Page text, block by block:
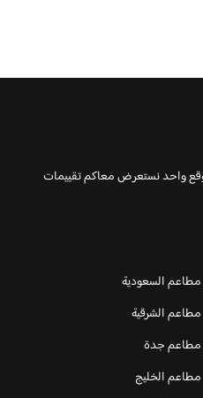
واحد نستعرض معاكم تقييمات
مطاعم السعودية
مطاعم الشرقية
مطاعم جدة
مطاعم الخليج